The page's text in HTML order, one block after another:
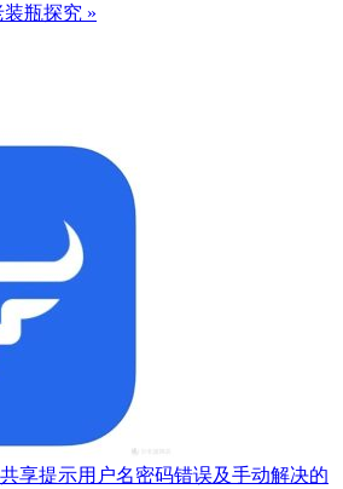
装瓶探究 »
享提示用户名密码错误及手动解决的